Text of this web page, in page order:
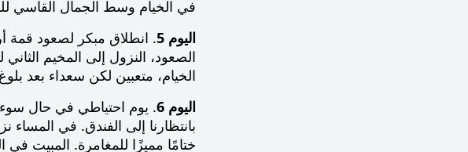
في الخيام وسط الجمال القاسي
اليوم 5
الخيام، متعبين لكن سعداء بعد
اليوم 6
. يوم احتياطي في حال سوء
بانتظارنا إلى الفندق. في
ختامًا مميزًا للمغامرة. المبيت في